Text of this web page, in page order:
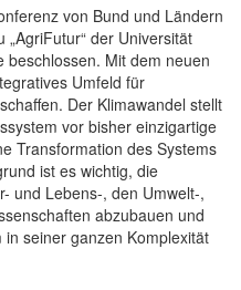
von Bund und Ländern
der Universität
beschlossen. Mit dem neuen
Umfeld für
Der Klimawandel stellt
vor bisher einzigartige
Transformation des Systems
ist es wichtig, die
und Lebens-, den Umwelt-,
abzubauen und
seiner ganzen Komplexität